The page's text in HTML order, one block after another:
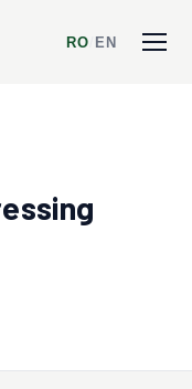
RO EN